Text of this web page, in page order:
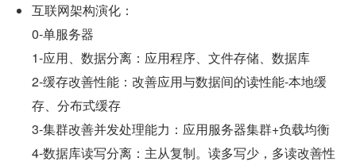
互联网架构演化：
0-单服务器
1-应用、数据分离：应用程序、文件存储、数据库
2-缓存改善性能：改善应用与数据间的读性能-本地缓
存、分布式缓存
3-集群改善并发处理能力：应用服务器集群+负载均衡
4-数据库读写分离：主从复制。读多写少，多读改善性